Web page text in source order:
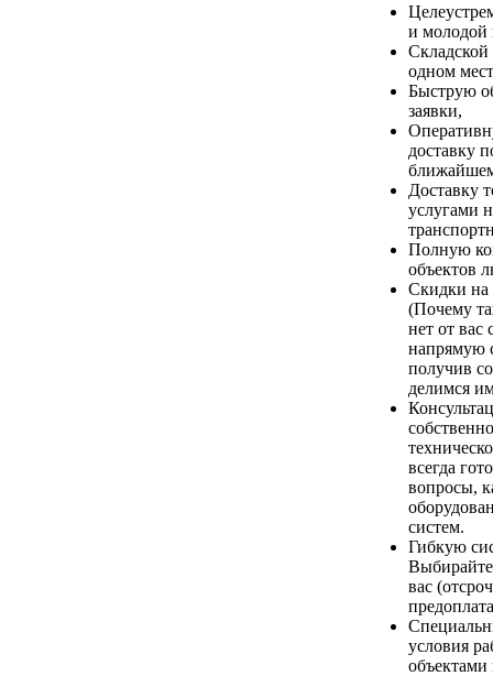
и молодой
одном
Быструю
заявки,
доставку
Доставку
услугами
Полную
объектов
Скидки на
(Почему
нет от вас
напрямую
получив
делимся
всегда
вопросы,
систем.
Гибкую
вас
условия
объектами